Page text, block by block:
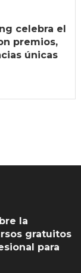
celebra el
premios,
únicas
la
gratuitos
para